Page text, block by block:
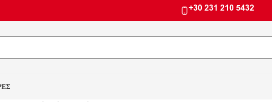
+30 231 210 5432